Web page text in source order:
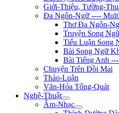
Giới-Thiệu, Tường-
Đa Ngôn-Ngữ ----
Thơ Đa Ngôn-
Truyện Song
Tiểu Luận Song
Bài Song Ngữ
Bài Tiếng Anh
Chuyện Trên Đồi Mai
Thảo-Luận
Văn-Hóa Tổng-Quát
Nghệ-Thuật
Âm-Nhạc